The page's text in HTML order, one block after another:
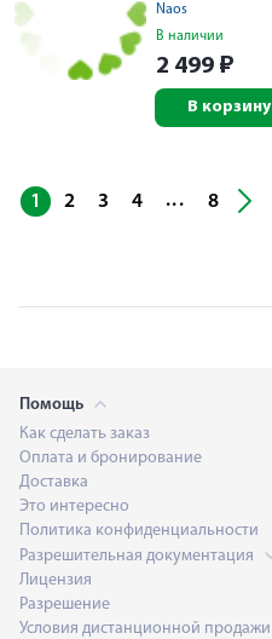
Naos
В наличии
2 499 ₽
В корзину
1 2 3 4 ... 8
Помощь
Как сделать заказ
Оплата и бронирование
Доставка
Это интересно
Политика конфиденциальности
Разрешительная документация
Лицензия
Разрешение
Условия дистанционной продажи